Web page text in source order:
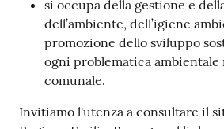
Seguici
si occupa della gestione e
dell’ambiente, dell’igiene
promozione dello sviluppo
ogni problematica
comunale.
Invitiamo l'utenza a consultare il